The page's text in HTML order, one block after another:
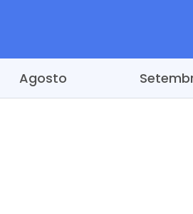
Agosto